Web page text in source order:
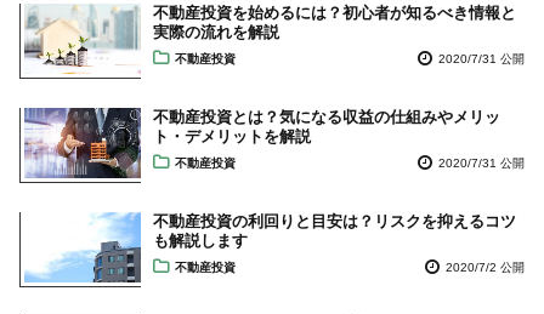
不動産投資を始めるには？初心者が知るべき情報と
実際の流れを解説
不動産投資 2020/7/31 公開
不動産投資とは？気になる収益の仕組みやメリッ
ト・デメリットを解説
不動産投資 2020/7/31 公開
不動産投資の利回りと目安は？リスクを抑えるコツ
も解説します
不動産投資 2020/7/2 公開